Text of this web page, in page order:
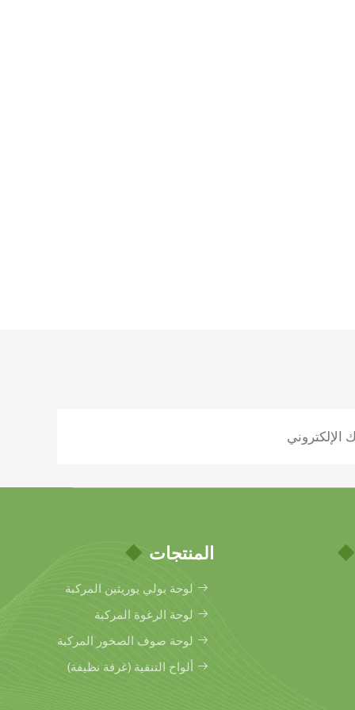
المنتجات
لوحة بولي يوريثين المركبة
لوحة الرغوة المركبة
لوحة صوف الصخور المركبة
ألواح التنقية (غرفة نظيفة)